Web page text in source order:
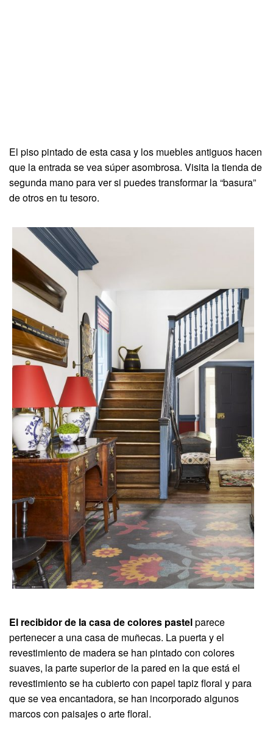
El piso pintado de esta casa y los muebles antiguos hacen
que la entrada se vea súper asombrosa. Visita la tienda de
segunda mano para ver si puedes transformar la “basura”
de otros en tu tesoro.
El recibidor de la casa de colores pastelparece
pertenecer a una casa de muñecas. La puerta y el
revestimiento de madera se han pintado con colores
suaves, la parte superior de la pared en la que está el
revestimiento se ha cubierto con papel tapiz floral y para
que se vea encantadora, se han incorporado algunos
marcos con paisajes o arte floral.